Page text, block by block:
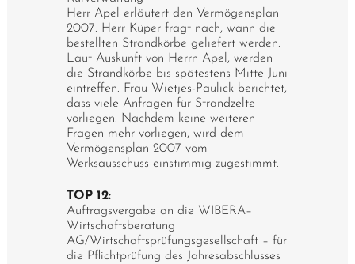
Herr Apel erläutert den Vermögensplan
2007. Herr Küper fragt nach, wann die
bestellten Strandkörbe geliefert werden.
Laut Auskunft von Herrn Apel, werden
die Strandkörbe bis spätestens Mitte Juni
eintreffen. Frau Wietjes-Paulick berichtet,
dass viele Anfragen für Strandzelte
vorliegen. Nachdem keine weiteren
Fragen mehr vorliegen, wird dem
Vermögensplan 2007 vom
Werksausschuss einstimmig zugestimmt.
TOP 12:
Auftragsvergabe an die WIBERA–
Wirtschaftsberatung
AG/Wirtschaftsprüfungsgesellschaft – für
die Pflichtprüfung des Jahresabschlusses